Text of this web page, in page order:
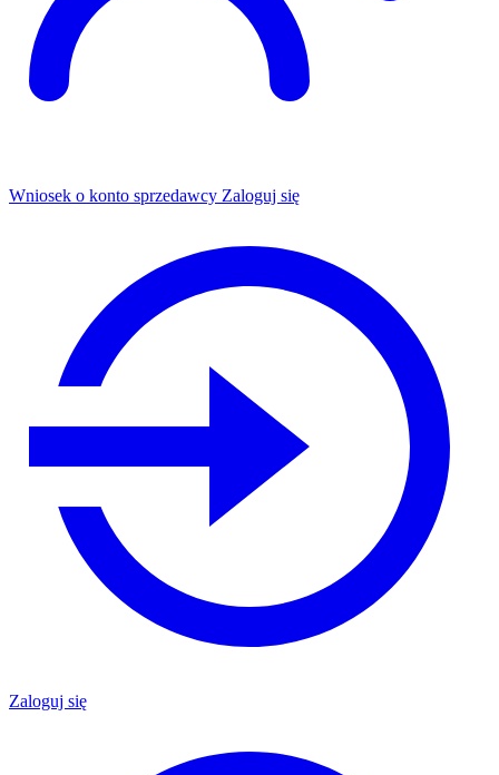
Wniosek o konto sprzedawcy Zaloguj się
Zaloguj się